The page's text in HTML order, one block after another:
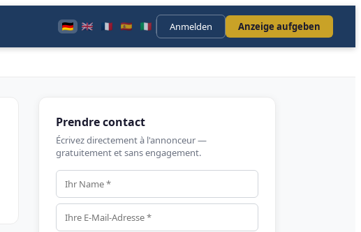
Anmelden Anzeige aufgeben
Prendre contact
Écrivez directement à l'annonceur —
gratuitement et sans engagement.